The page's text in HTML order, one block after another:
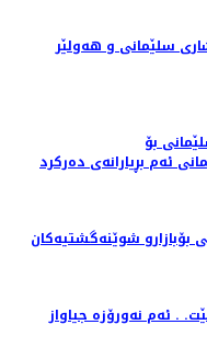
سلێمانی و هەولێر
بۆ
. ئەم نەورۆزە جیاواز